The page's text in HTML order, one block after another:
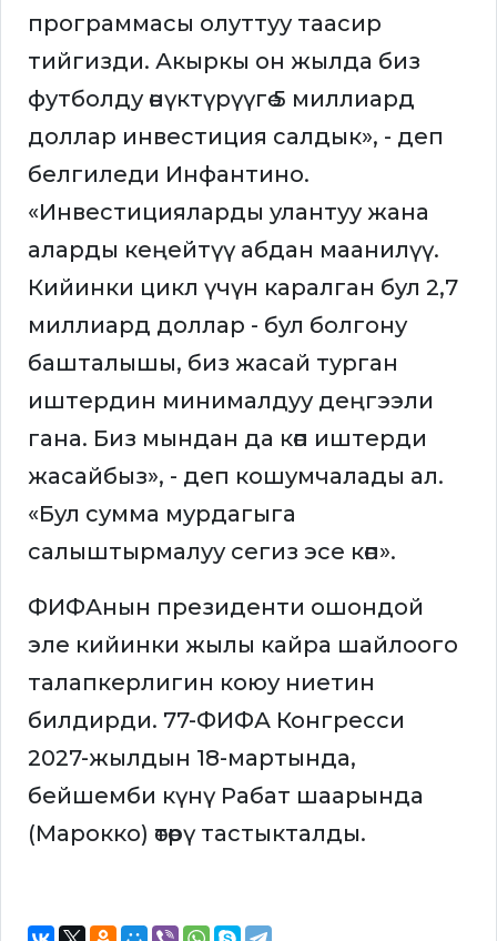
программасы олуттуу таасир
тийгизди. Акыркы он жылда биз
футболду өнүктүрүүгө 5 миллиард
доллар инвестиция салдык», - деп
белгиледи Инфантино.
«Инвестицияларды улантуу жана
аларды кеңейтүү абдан маанилүү.
Кийинки цикл үчүн каралган бул 2,7
миллиард доллар - бул болгону
башталышы, биз жасай турган
иштердин минималдуу деңгээли
гана. Биз мындан да көп иштерди
жасайбыз», - деп кошумчалады ал.
«Бул сумма мурдагыга
салыштырмалуу сегиз эсе көп».
ФИФАнын президенти ошондой
эле кийинки жылы кайра шайлоого
талапкерлигин коюу ниетин
билдирди. 77-ФИФА Конгресси
2027-жылдын 18-мартында,
бейшемби күнү Рабат шаарында
(Марокко) өтөрү тастыкталды.